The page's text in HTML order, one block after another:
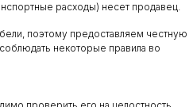
расходы) несет продавец.
поэтому предоставляем честную
некоторые правила во